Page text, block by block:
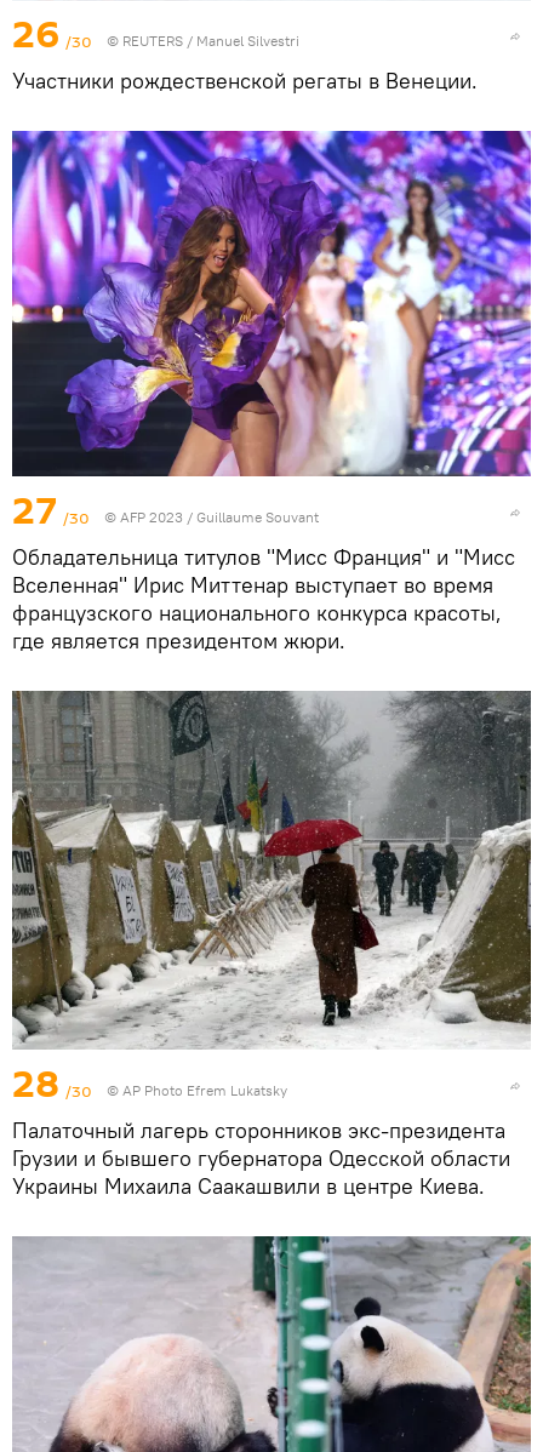
26 /30 © REUTERS / Manuel Silvestri
Участники рождественской регаты в Венеции.
27 /30 © AFP 2023 / Guillaume Souvant
Обладательница титулов "Мисс Франция" и "Мисс
Вселенная" Ирис Миттенар выступает во время
французского национального конкурса красоты,
где является президентом жюри.
28 /30 © AP Photo Efrem Lukatsky
Палаточный лагерь сторонников экс-президента
Грузии и бывшего губернатора Одесской области
Украины Михаила Саакашвили в центре Киева.